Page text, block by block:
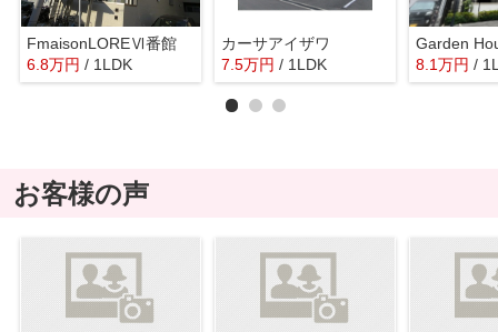
FmaisonLOREⅥ番館
6.8万円 / 1LDK
カーサアイザワ
7.5万円 / 1LDK
Garden
8.1万円 /
お客様の声